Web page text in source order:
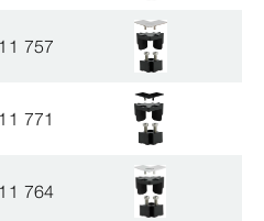
757
771
764